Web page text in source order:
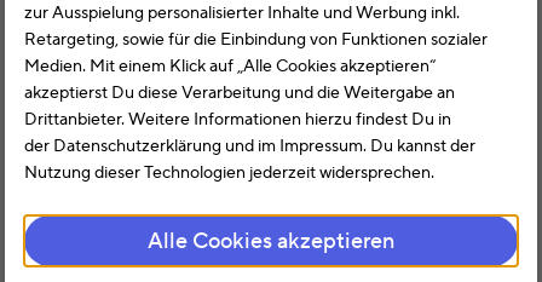
zur Ausspielung personalisierter Inhalte und Werbung inkl.
Retargeting, sowie für die Einbindung von Funktionen sozialer
Medien. Mit einem Klick auf „Alle Cookies akzeptieren“
akzeptierst Du diese Verarbeitung und die Weitergabe an
Drittanbieter. Weitere Informationen hierzu findest Du in
der Datenschutzerklärung und im Impressum. Du kannst der
Nutzung dieser Technologien jederzeit widersprechen.
Alle Cookies akzeptieren
Überblick der Formularinhalte der Anlage R
Seite 1 (Zeilen 1 bis 3) – Grundangaben
Seite 1 (Zeilen 4 bis 13) – Leibrenten / Leistungen
Seite 1 (Zeilen 14 bis 20) – Andere Leibrenten
Seite 2 (Zeilen 31 bis 51) – Leistungen aus